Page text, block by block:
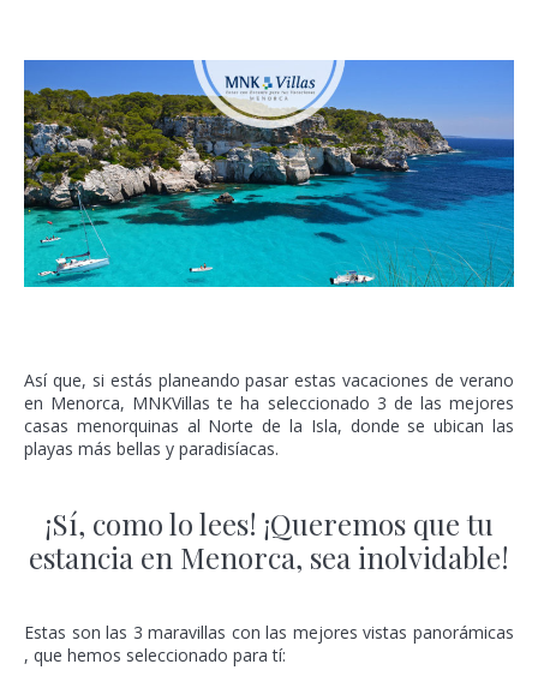
Así que, si estás planeando pasar estas vacaciones de verano
en Menorca, MNKVillas te ha seleccionado 3 de las mejores
casas menorquinas al Norte de la Isla, donde se ubican las
playas más bellas y paradisíacas.
¡Sí, como lo lees! ¡Queremos que tu
estancia en Menorca, sea inolvidable!
Estas son las 3 maravillas con las mejores vistas panorámicas
, que hemos seleccionado para tí: